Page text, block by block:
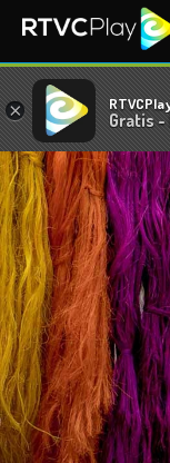
× Gratis -